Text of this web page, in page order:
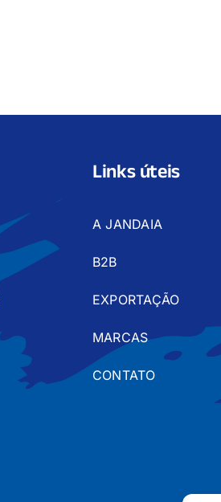
Links úteis
A JANDAIA
B2B
EXPORTAÇÃO
MARCAS
CONTATO